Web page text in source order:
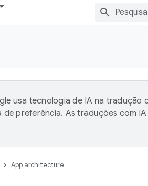
usa tecnologia de IA na tradução
preferência. As traduções com IA
App architecture